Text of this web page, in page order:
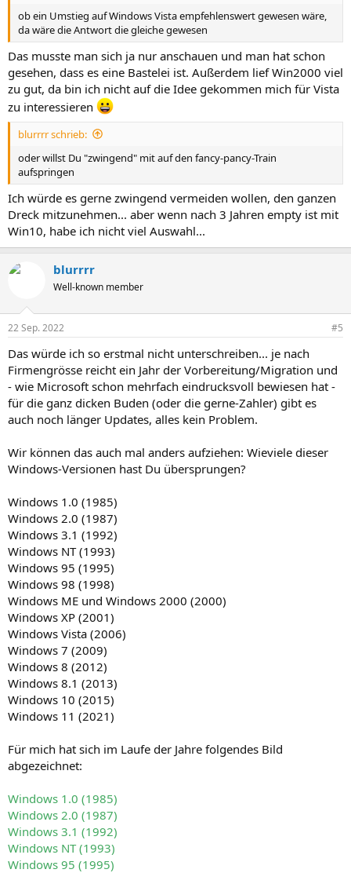
ob ein Umstieg auf Windows Vista empfehlenswert gewesen wäre,
da wäre die Antwort die gleiche gewesen
Das musste man sich ja nur anschauen und man hat schon
gesehen, dass es eine Bastelei ist. Außerdem lief Win2000 viel
zu gut, da bin ich nicht auf die Idee gekommen mich für Vista
zu interessieren
blurrrr schrieb:
oder willst Du "zwingend" mit auf den fancy-pancy-Train
aufspringen
Ich würde es gerne zwingend vermeiden wollen, den ganzen
Dreck mitzunehmen... aber wenn nach 3 Jahren empty ist mit
Win10, habe ich nicht viel Auswahl...
blurrrr
Well-known member
22 Sep. 2022 #5
Das würde ich so erstmal nicht unterschreiben... je nach
Firmengrösse reicht ein Jahr der Vorbereitung/Migration und
- wie Microsoft schon mehrfach eindrucksvoll bewiesen hat -
für die ganz dicken Buden (oder die gerne-Zahler) gibt es
auch noch länger Updates, alles kein Problem.
Wir können das auch mal anders aufziehen: Wieviele dieser
Windows-Versionen hast Du übersprungen?
Windows 1.0 (1985)
Windows 2.0 (1987)
Windows 3.1 (1992)
Windows NT (1993)
Windows 95 (1995)
Windows 98 (1998)
Windows ME und Windows 2000 (2000)
Windows XP (2001)
Windows Vista (2006)
Windows 7 (2009)
Windows 8 (2012)
Windows 8.1 (2013)
Windows 10 (2015)
Windows 11 (2021)
Für mich hat sich im Laufe der Jahre folgendes Bild
abgezeichnet:
Windows 1.0 (1985)
Windows 2.0 (1987)
Windows 3.1 (1992)
Windows NT (1993)
Windows 95 (1995)